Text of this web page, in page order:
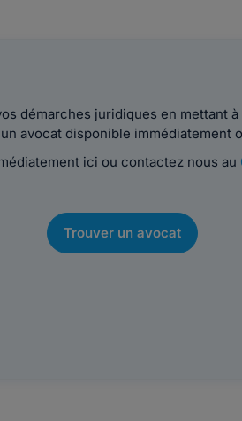
démarches juridiques en mettant
avocat disponible immédiatement
ici ou contactez nous au
Trouver un avocat